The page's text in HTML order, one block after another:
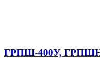
ГРПШ-400У,